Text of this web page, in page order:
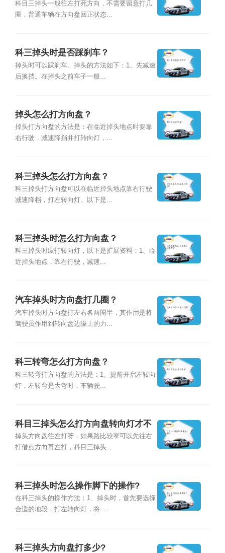
科目三掉头一般往左打死方向，不需要留意打几
圈，普通车辆在方向盘回正状态...
科三掉头时是否踩刹车？
掉头时可以踩刹车。掉头的方法如下：1、先减速
后换挡。在掉头之前车子一般...
掉头怎么打方向盘？
掉头打方向盘的方法是：在临近掉头地点时要靠
右行驶，减速降挡并打转向灯，...
科三掉头怎么打方向盘？
科三掉头打方向盘可以在临近掉头地点靠右行驶
减速降档，打左转向灯。以下是...
科三掉头时怎么打方向盘？
科三掉头时应打转向灯，以下是扩展资料：1、临
近掉头地点，靠右行驶，减速...
汽车掉头时方向盘打几圈？
汽车掉头时方向盘打左右各两圈半，其作用是将
驾驶员作用到转向盘边缘上的力...
科三转弯怎么打方向盘？
科三转弯打方向盘的方法是：1、提前开启左转向
灯，左转弯是大弯时，车辆驶...
科目三掉头怎么打方向盘转向灯才不
会关?
掉头方向盘往左打呀，如果路比较窄可以先往右
打借点方向再左打，科目三掉头...
科三掉头时怎么操作脚下的操作?
在科三掉头的操作方法：1、掉头时，首先要选择
合适的地段，打左转向灯，将...
科三掉头方向盘打多少?